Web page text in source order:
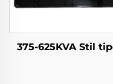
375-625KVA Stil